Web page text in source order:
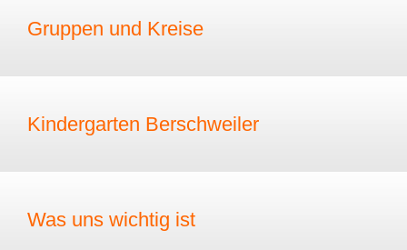
Gruppen und Kreise
Kindergarten Berschweiler
Was uns wichtig ist